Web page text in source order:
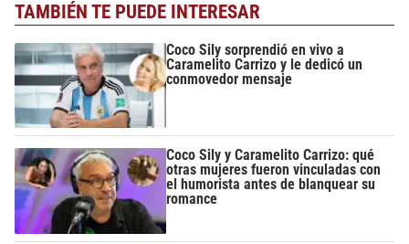
TAMBIÉN TE PUEDE INTERESAR
Coco Sily sorprendió en vivo a
Caramelito Carrizo y le dedicó un
conmovedor mensaje
Coco Sily y Caramelito Carrizo: qué
otras mujeres fueron vinculadas con
el humorista antes de blanquear su
romance